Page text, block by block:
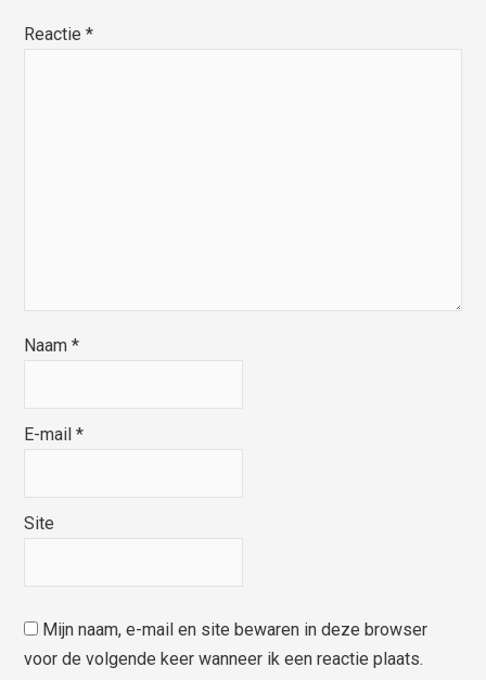
Reactie*
Naam*
E-mail*
Site
Mijn naam, e-mail en site bewaren in deze browser
voor de volgende keer wanneer ik een reactie plaats.